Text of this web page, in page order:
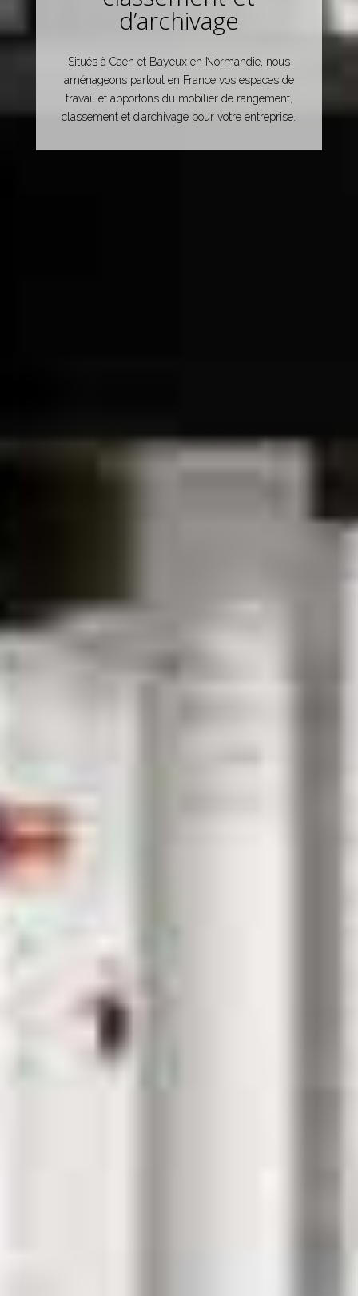
d’archivage
Situés à Caen et Bayeux en Normandie, nous
aménageons partout en France vos espaces de
travail et apportons du mobilier de rangement,
classement et d’archivage pour votre entreprise.